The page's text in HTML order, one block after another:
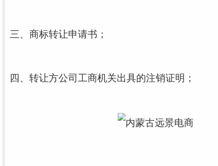
三、商标转让申请书；
四、转让方公司工商机关出具的注销证明；